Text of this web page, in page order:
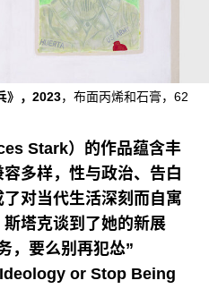
》，2023，布面丙烯和石膏，62
Stark）的作品蕴含丰
多样，性与政治、告白
对当代生活深刻而自寓
塔克谈到了她的新展
，要么别再犯怂”
or Stop Being